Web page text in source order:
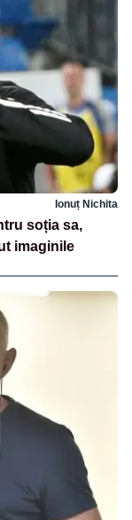
Ionuț Nichita
soția sa,
imaginile